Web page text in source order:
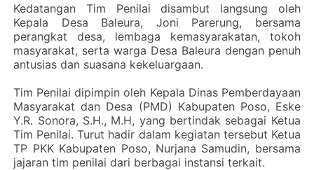
‎Kedatangan Tim Penilai disambut langsung oleh
Kepala Desa Baleura, Joni Parerung, bersama
perangkat desa, lembaga kemasyarakatan, tokoh
masyarakat, serta warga Desa Baleura dengan penuh
antusias dan suasana kekeluargaan.
‎Tim Penilai dipimpin oleh Kepala Dinas Pemberdayaan
Masyarakat dan Desa (PMD) Kabupaten Poso, Eske
Y.R. Sonora, S.H., M.H, yang bertindak sebagai Ketua
Tim Penilai. Turut hadir dalam kegiatan tersebut Ketua
TP PKK Kabupaten Poso, Nurjana Samudin, bersama
jajaran tim penilai dari berbagai instansi terkait.